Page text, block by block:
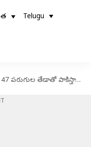
Telugu
పరుగుల తేడాతో పాకిస్తాన్ ఓటమి